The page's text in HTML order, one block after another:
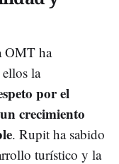
OMT ha
la
por el
crecimiento
. Rupit ha sabido
turístico y la